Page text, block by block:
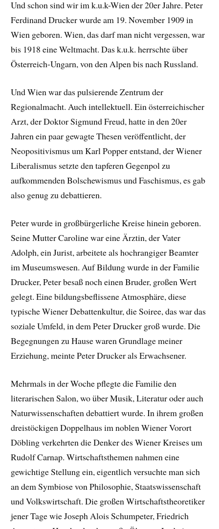
Und schon sind wir im k.u.k-Wien der 20er Jahre. Peter
Ferdinand Drucker wurde am 19. November 1909 in
Wien geboren. Wien, das darf man nicht vergessen, war
bis 1918 eine Weltmacht. Das k.u.k. herrschte über
Österreich-Ungarn, von den Alpen bis nach Russland.
Und Wien war das pulsierende Zentrum der
Regionalmacht. Auch intellektuell. Ein österreichischer
Arzt, der Doktor Sigmund Freud, hatte in den 20er
Jahren ein paar gewagte Thesen veröffentlicht, der
Neopositivismus um Karl Popper entstand, der Wiener
Liberalismus setzte den tapferen Gegenpol zu
aufkommenden Bolschewismus und Faschismus, es gab
also genug zu debattieren.
Peter wurde in großbürgerliche Kreise hinein geboren.
Seine Mutter Caroline war eine Ärztin, der Vater
Adolph, ein Jurist, arbeitete als hochrangiger Beamter
im Museumswesen. Auf Bildung wurde in der Familie
Drucker, Peter besaß noch einen Bruder, großen Wert
gelegt. Eine bildungsbeflissene Atmosphäre, diese
typische Wiener Debattenkultur, die Soiree, das war das
soziale Umfeld, in dem Peter Drucker groß wurde. Die
Begegnungen zu Hause waren Grundlage meiner
Erziehung, meinte Peter Drucker als Erwachsener.
Mehrmals in der Woche pflegte die Familie den
literarischen Salon, wo über Musik, Literatur oder auch
Naturwissenschaften debattiert wurde. In ihrem großen
dreistöckigen Doppelhaus im noblen Wiener Vorort
Döbling verkehrten die Denker des Wiener Kreises um
Rudolf Carnap. Wirtschaftsthemen nahmen eine
gewichtige Stellung ein, eigentlich versuchte man sich
an dem Symbiose von Philosophie, Staatswissenschaft
und Volkswirtschaft. Die großen Wirtschaftstheoretiker
jener Tage wie Joseph Alois Schumpeter, Friedrich